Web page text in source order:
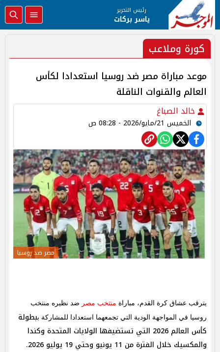
رئيس التحرير
ياسر بركات
كورة وملاعب
موعد مباراة مصر ضد روسيا استعدادا لكأس
العالم والقنوات الناقلة
خالد الصباغ
الخميس 21/مايو/2026 - 08:28 ص
مصر ضد روسيا
يترقب عشاق كرة القدم، مباراة منتخب مصر ضد نظيره منتخب
روسيا في المواجهة الودية التي تجمعهما استعدادا للمشاركة ببطولة
كأس العالم 2026 التي تستضيفها الولايات المتحدة وكندا
والمكسيك خلال الفترة من 11 يونيو وحتي 19 يوليو 2026.